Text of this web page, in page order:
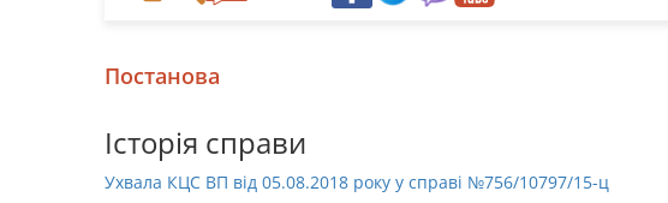
Постанова
Історія справи
Ухвала КЦС ВП від 05.08.2018 року у справі №756/10797/15-ц